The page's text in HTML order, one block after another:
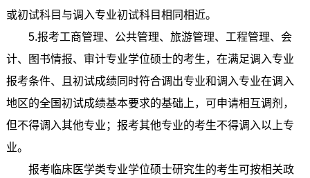
或初试科目与调入专业初试科目相同相近。
5.报考工商管理、公共管理、旅游管理、工程管理、会
计、图书情报、审计专业学位硕士的考生，在满足调入专业
报考条件、且初试成绩同时符合调出专业和调入专业在调入
地区的全国初试成绩基本要求的基础上，可申请相互调剂，
但不得调入其他专业；报考其他专业的考生不得调入以上专
业。
报考临床医学类专业学位硕士研究生的考生可按相关政